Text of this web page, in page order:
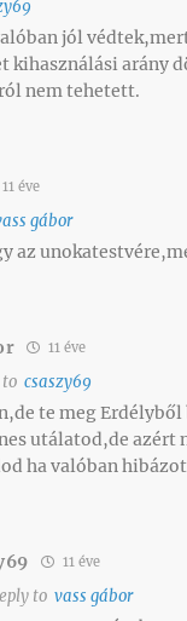
jól
kihasználási arány
nem tehetett.
11 éve
gábor
az
11 éve
tocsaszy69
te meg
utálatod,de azért
ha valóban
11 éve
tovass gábor